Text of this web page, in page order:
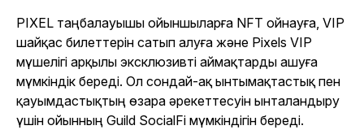
PIXEL таңбалауышы ойыншыларға NFT ойнауға, VIP
шайқас билеттерін сатып алуға және Pixels VIP
мүшелігі арқылы эксклюзивті аймақтарды ашуға
мүмкіндік береді. Ол сондай-ақ ынтымақтастық пен
қауымдастықтың өзара әрекеттесуін ынталандыру
үшін ойынның Guild SocialFi мүмкіндігін береді.